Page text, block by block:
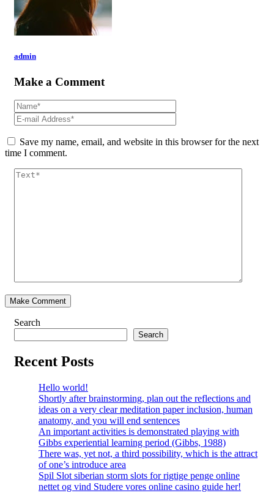
admin
Make a Comment
Save my name, email, and website in this browser for the next
time I comment.
Search
Search
Recent Posts
Hello world!
Shortly after brainstorming, plan out the reflections and
ideas on a very clear meditation paper inclusion, human
anatomy, and you will end sentences
An important activities is demonstrated playing with
Gibbs experiential learning period (Gibbs, 1988)
There was, yet not, a third possibility, which is the attract
of one’s introduce area
Spil Slot siberian storm slots for rigtige penge online
nettet og vind Studere vores online casino guide her!